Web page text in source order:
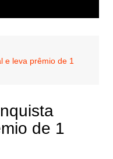
e leva prêmio de 1
de 1